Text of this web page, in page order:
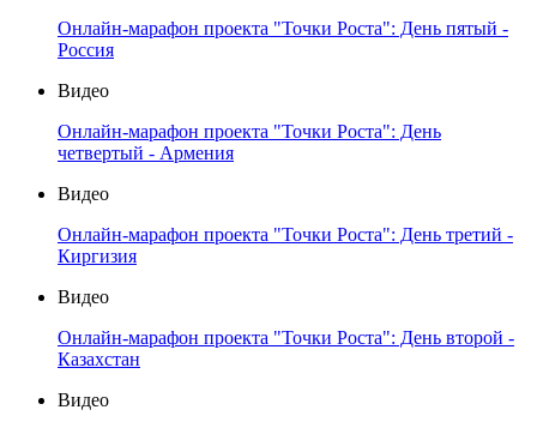
Онлайн-марафон проекта "Точки Роста": День пятый -
Россия
Видео
Онлайн-марафон проекта "Точки Роста": День
четвертый - Армения
Видео
Онлайн-марафон проекта "Точки Роста": День третий -
Киргизия
Видео
Онлайн-марафон проекта "Точки Роста": День второй -
Казахстан
Видео